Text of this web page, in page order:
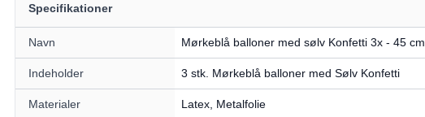
Specifikationer
Navn Mørkeblå balloner med sølv Konfetti 3x - 45 cm
Indeholder 3 stk. Mørkeblå balloner med Sølv Konfetti
Materialer Latex, Metalfolie